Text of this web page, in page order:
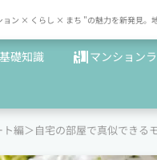
ョン × くらし × まち "の魅力を新発見。
礎知識 マンション
編＞自宅の部屋で真似できる